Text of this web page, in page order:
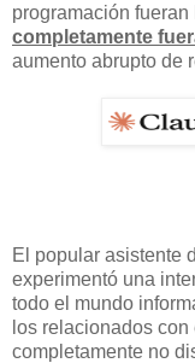
programación
completamente
aumento abrupto de
El popular asistente
experimentó una
todo el mundo
los relacionados
completamente no